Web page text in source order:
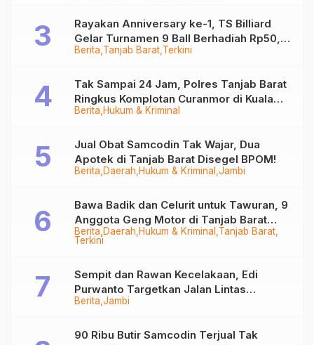
Berita Tanjab Barat Terkini
Rayakan Anniversary ke-1, TS Billiard
Gelar Turnamen 9 Ball Berhadiah Rp50,8
Juta
Berita Hukum & Kriminal
Tak Sampai 24 Jam, Polres Tanjab Barat
Ringkus Komplotan Curanmor di Kuala
Tungkal
Berita Daerah Hukum & Kriminal Jambi
Jual Obat Samcodin Tak Wajar, Dua
Apotek di Tanjab Barat Disegel BPOM!
Berita Daerah Hukum & Kriminal Tanjab Barat
Terkini
Bawa Badik dan Celurit untuk Tawuran, 9
Anggota Geng Motor di Tanjab Barat
Diringkus
Berita Jambi
Sempit dan Rawan Kecelakaan, Edi
Purwanto Targetkan Jalan Lintas
Tungkal-Jambi Mulus di 2028
90 Ribu Butir Samcodin Terjual Tak